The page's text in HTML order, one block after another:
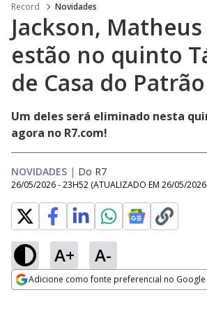
Record Novidades
Jackson,
estão no quinto
de Casa do Patrão
Um deles será eliminado nesta
agora no R7.com!
NOVIDADES | Do R7
26/05/2026 - 23H52 (ATUALIZADO EM 26/05/
A+ A-
Adicione como fonte preferencial no Google